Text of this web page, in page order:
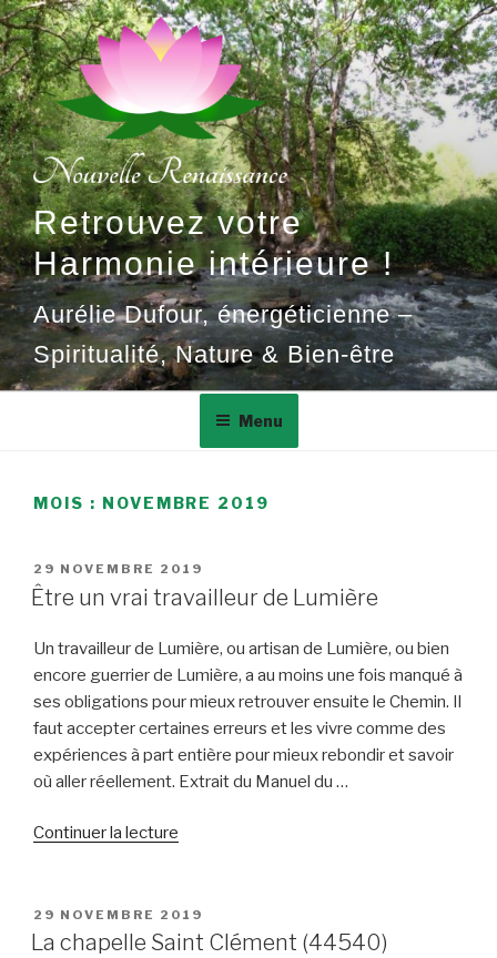
Aller
au
contenu
principal
Retrouvez votre
Harmonie intérieure !
Aurélie Dufour, énergéticienne –
Spiritualité, Nature & Bien-être
Menu
MOIS : NOVEMBRE 2019
PUBLIÉ
LE
29 NOVEMBRE 2019
Être un vrai travailleur de Lumière
Un travailleur de Lumière, ou artisan de Lumière, ou bien
encore guerrier de Lumière, a au moins une fois manqué à
ses obligations pour mieux retrouver ensuite le Chemin. Il
faut accepter certaines erreurs et les vivre comme des
expériences à part entière pour mieux rebondir et savoir
où aller réellement. Extrait du Manuel du …
Continuer la lecture
vrai
travailleur
PUBLIÉ
LE
29 NOVEMBRE 2019
La chapelle Saint Clément (44540)